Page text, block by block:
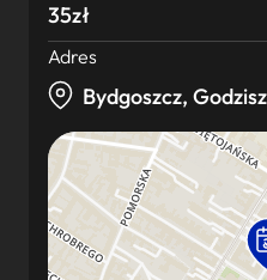
35zł
Adres
Bydgoszcz,